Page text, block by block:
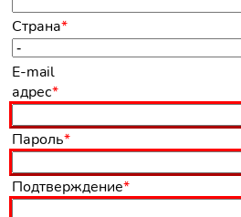
Обязательное
поле
Страна*
Обязательное
поле
E-mail
адрес*
Обязательное
поле
Пароль*
Обязательное
поле
Подтверждение*